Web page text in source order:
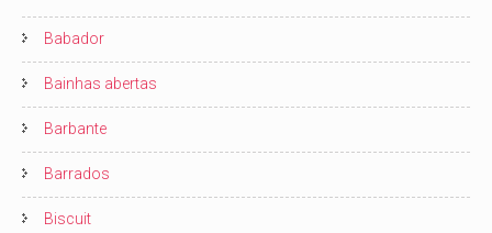
Babador
Bainhas abertas
Barbante
Barrados
Biscuit